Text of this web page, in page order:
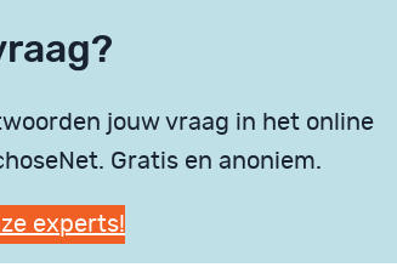
jouw vraag in het online
Gratis en anoniem.
experts!